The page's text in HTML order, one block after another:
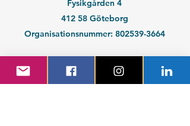
Fysikgården 4
412 58 Göteborg
Organisationsnummer: 802539-3664
Kontakt medlem